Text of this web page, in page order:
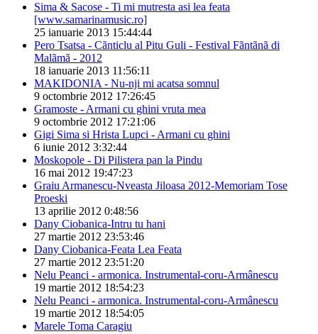
Sima & Sacose - Ti mi mutresta asi lea feata
[www.samarinamusic.ro]
25 ianuarie 2013 15:44:44
Pero Tsatsa - Cãnticlu al Pitu Guli - Festival Fãntãnã di
Malãmã - 2012
18 ianuarie 2013 11:56:11
MAKIDONIA - Nu-nji mi acatsa somnul
9 octombrie 2012 17:26:45
Gramoste - Armani cu ghini vruta mea
9 octombrie 2012 17:21:06
Gigi Sima si Hrista Lupci - Armani cu ghini
6 iunie 2012 3:32:44
Moskopole - Di Pilistera pan la Pindu
16 mai 2012 19:47:23
Graiu Armanescu-Nveasta Jiloasa 2012-Memoriam Tose
Proeski
13 aprilie 2012 0:48:56
Dany Ciobanica-Intru tu hani
27 martie 2012 23:53:46
Dany Ciobanica-Feata Lea Feata
27 martie 2012 23:51:20
Nelu Peanci - armonica. Instrumental-coru-Armânescu
19 martie 2012 18:54:23
Nelu Peanci - armonica. Instrumental-coru-Armânescu
19 martie 2012 18:54:05
Marele Toma Caragiu